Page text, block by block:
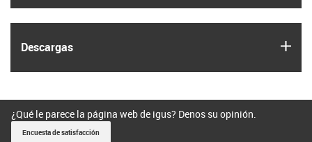
Descargas
¿Qué le parece la página web de igus? Denos su opinión.
Encuesta de satisfacción